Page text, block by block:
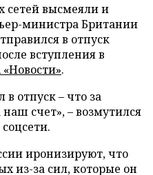
сетей высмеяли и
министра Британии
в отпуск
вступления в
.
в отпуск – что за
счет», – возмутился
иронизируют, что
из-за сил, которые он